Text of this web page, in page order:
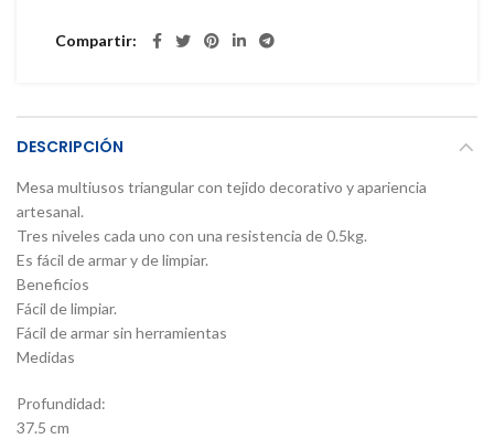
Compartir
DESCRIPCIÓN
Mesa multiusos triangular con tejido decorativo y apariencia
artesanal.
Tres niveles cada uno con una resistencia de 0.5kg.
Es fácil de armar y de limpiar.
Beneficios
Fácil de limpiar.
Fácil de armar sin herramientas
Medidas
Profundidad:
37.5 cm